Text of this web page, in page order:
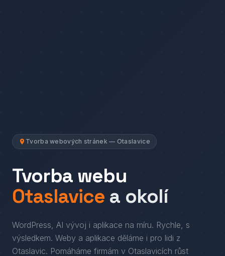
Tvorba webových stránek — Otaslavice
Tvorba webu
Otaslavice a okolí
WordPress, AI vývoj i aplikace na míru. Rychle, s
výsledkem. Weby a aplikace děláme i pro lidi z
Otaslavic. Pomáháme firmám v Otaslavicích růst